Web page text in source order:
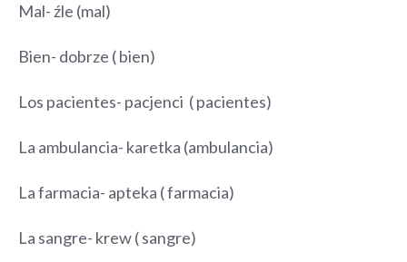
Mal- źle (mal)
Bien- dobrze ( bien)
Los pacientes- pacjenci ( pacientes)
La ambulancia- karetka (ambulancia)
La farmacia- apteka ( farmacia)
La sangre- krew ( sangre)